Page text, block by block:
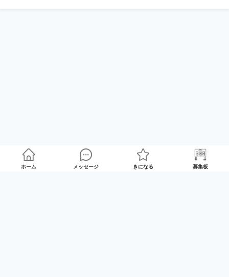
ホーム メッセージ きになる 募集板